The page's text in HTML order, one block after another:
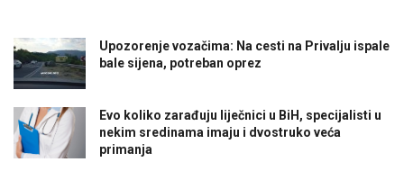
Upozorenje vozačima: Na cesti na Privalju ispale
bale sijena, potreban oprez
Evo koliko zarađuju liječnici u BiH, specijalisti u
nekim sredinama imaju i dvostruko veća
primanja